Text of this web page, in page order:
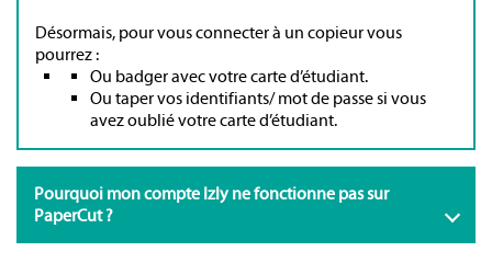
Désormais, pour vous connecter à un copieur vous
pourrez :
Ou badger avec votre carte d’étudiant.
Ou taper vos identifiants/ mot de passe si vous
avez oublié votre carte d’étudiant.
Pourquoi mon compte Izly ne fonctionne pas sur
PaperCut ?